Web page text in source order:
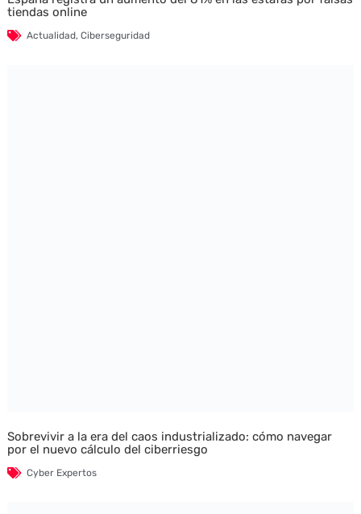
tiendas online
Actualidad, Ciberseguridad
Sobrevivir a la era del caos industrializado: cómo navegar
por el nuevo cálculo del ciberriesgo
Cyber Expertos